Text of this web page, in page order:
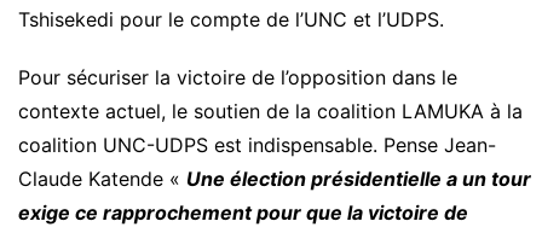
Tshisekedi pour le compte de l’UNC et l’UDPS.
Pour sécuriser la victoire de l’opposition dans le
contexte actuel, le soutien de la coalition LAMUKA à la
coalition UNC-UDPS est indispensable. Pense Jean-
Claude Katende « Une élection présidentielle a un tour
exige ce rapprochement pour que la victoire de